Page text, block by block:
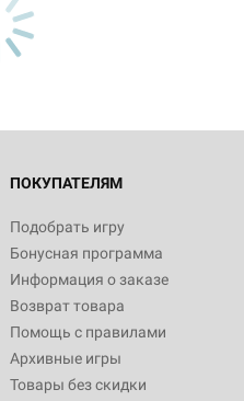
ПОКУПАТЕЛЯМ
Подобрать игру
Бонусная программа
Информация о заказе
Возврат товара
Помощь с правилами
Архивные игры
Товары без скидки